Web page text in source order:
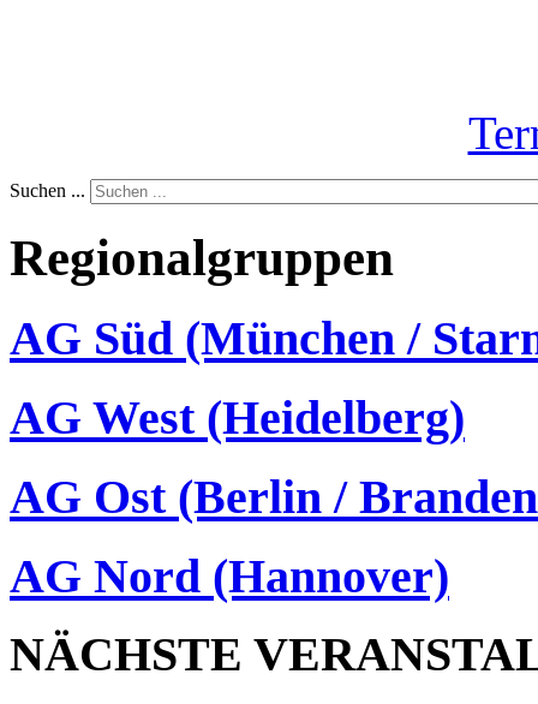
Suchen ...
Regionalgruppen
AG Süd (München /
AG West (Heidelberg)
AG Ost (Berlin /
AG Nord (Hannover)
NÄCHSTE